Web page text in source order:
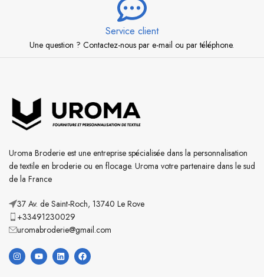
Service client
Une question ? Contactez-nous par e-mail ou par téléphone.
Uroma Broderie est une entreprise spécialisée dans la personnalisation
de textile en broderie ou en flocage. Uroma votre partenaire dans le sud
de la France
37 Av. de Saint-Roch, 13740 Le Rove
+33491230029
uromabroderie@gmail.com